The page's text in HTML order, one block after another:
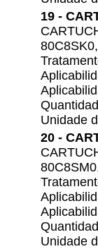
19 -
Unidade
20 -
Unidade